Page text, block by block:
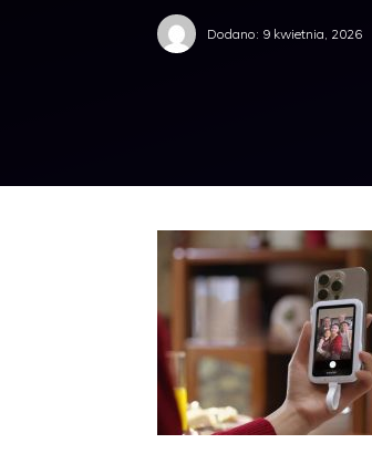
Dodano: 9 kwietnia, 2026